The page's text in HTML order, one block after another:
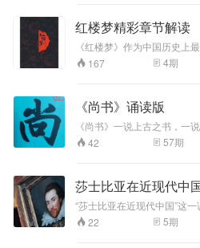
我们把“短板研
究”分享在“共众
号“国学小驴
友”上。家长们建议
把这些研究放在蜻
帮助孩子进步，毕
竟孩子学得太累
了，毕竟孩子要学
有所成，需要学得
记。如果您的
想提高，这里
以学到写作
每天，我们
后的几分钟，
学。吃完饭的
钟，对着地图
学，日积月
子必然人格与
红楼梦精彩章节解读
《红楼梦》作为中国历史上
是白话小说的巅峰，我们选
节，组成了多个精彩系列，
魅力。
167 4期
《尚书》诵读版
《尚书》一说上古之书，一说
之意。《尚书》又称《书》
第一部上古历史文件和部分
书》、《周书》。战国时期
称《尚书》，即“上古之书”，
《尚书》命运多舛，相传为
百篇，流传至今只剩28篇。
君治民之道；其二，在明贤臣
42 57期
莎士比亚在近现代中
“莎士比亚在近现代中国”这一
超、林纾、王国维、朱东润
盾、朱生豪、梁实秋等这些
22 5期